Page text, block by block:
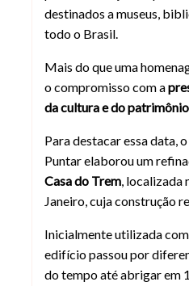
destinados a museus,
todo o Brasil.
Mais do que uma
o compromisso com a
da cultura e do
Para destacar essa data,
Puntar elaborou um
Casa do Trem, localizada
Janeiro, cuja construção
Inicialmente utilizada
edifício passou por
do tempo até abrigar em